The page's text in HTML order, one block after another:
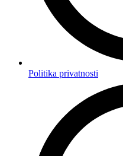
Politika privatnosti